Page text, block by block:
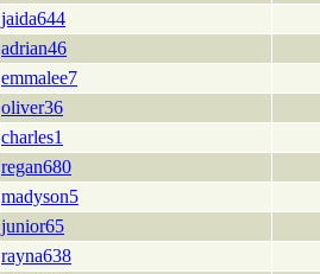
jaida644
adrian46
emmalee7
oliver36
charles1
regan680
madyson5
junior65
rayna638